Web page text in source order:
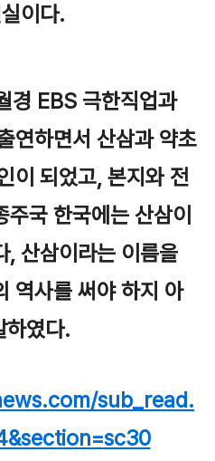
이다.
경 EBS 극한직업과
연하면서 산삼과 약초
이 되었고, 본지와 전
국 한국에는 산삼이
, 산삼이라는 이름을
역사를 써야 하지 아
하였다.
sub_read.